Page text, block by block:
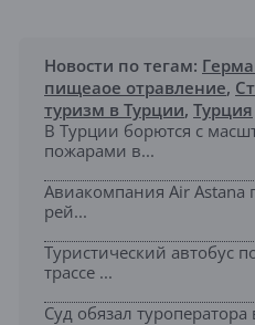
Новости по тегам:
пищеаое отравление,
туризм в Турции, Турция
В Турции борются с
пожарами в...
Авиакомпания Air Astana
рей...
Туристический автобус
трассе ...
Суд обязал